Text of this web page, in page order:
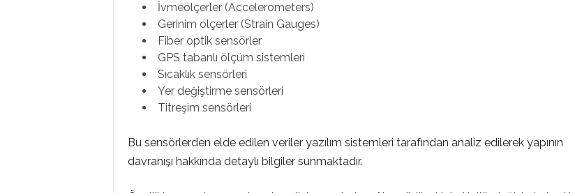
İvmeölçerler (Accelerometers)
Gerinim ölçerler (Strain Gauges)
Fiber optik sensörler
GPS tabanlı ölçüm sistemleri
Sıcaklık sensörleri
Yer değiştirme sensörleri
Titreşim sensörleri
Bu sensörlerden elde edilen veriler yazılım sistemleri tarafından analiz edilerek yapının
davranışı hakkında detaylı bilgiler sunmaktadır.